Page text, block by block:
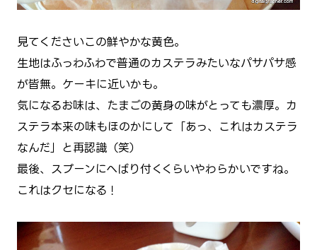
見てくださいこの鮮やかな黄色。
生地はふっわふわで普通のカステラみたいなパサパサ感
が皆無。ケーキに近いかも。
気になるお味は、たまごの黄身の味がとっても濃厚。カ
ステラ本来の味もほのかにして「あっ、これはカステラ
なんだ」と再認識（笑）
最後、スプーンにへばり付くくらいやわらかいですね。
これはクセになる！